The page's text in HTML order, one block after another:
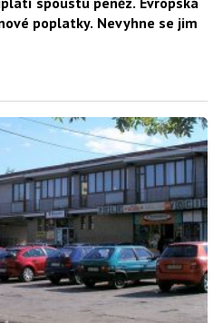
poplatky. Nevyhne se jim